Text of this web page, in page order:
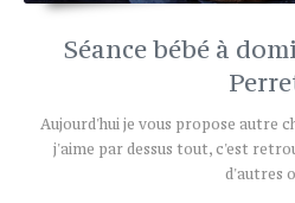
Séance bébé à
Aujourd'hui je vous propose autre
j'aime par dessus tout, c'est
d'autres